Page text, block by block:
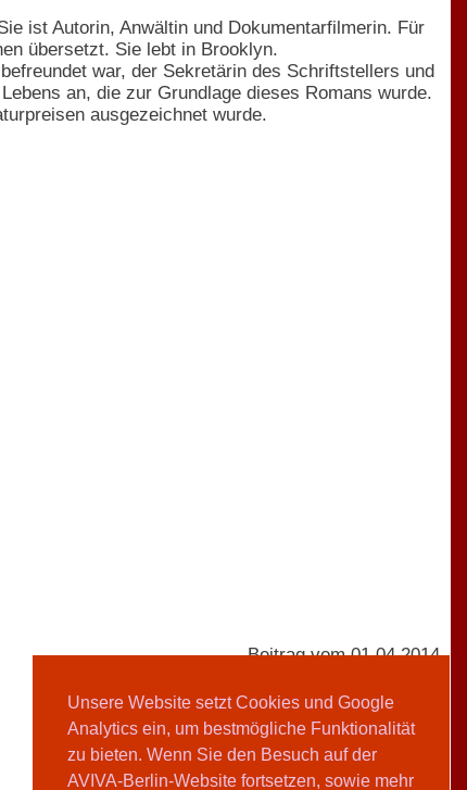
Unsere Website setzt Cookies und Google
Analytics ein, um bestmögliche Funktionalität
zu bieten. Wenn Sie den Besuch auf der
AVIVA-Berlin-Website fortsetzen, sowie mehr
ist Autorin, Anwältin und Dokumentarfilmerin. Für
übersetzt. Sie lebt in Brooklyn.
war, der Sekretärin des Schriftstellers und
an, die zur Grundlage dieses Romans wurde.
ausgezeichnet wurde.
Beitrag vom 01.04.2014
Doris Hermanns